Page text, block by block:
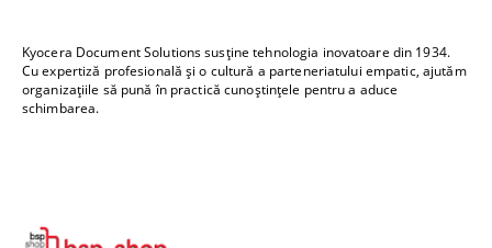
Kyocera Document Solutions susține tehnologia inovatoare din 1934.
Cu expertiză profesională și o cultură a parteneriatului empatic, ajutăm
organizațiile să pună în practică cunoștințele pentru a aduce
schimbarea.